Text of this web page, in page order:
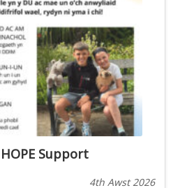
HOPE Support
4th Awst 2026